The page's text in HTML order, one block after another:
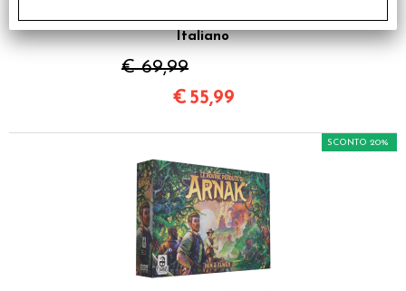
Jaws of The Lion -
Italiano
€ 69,99
€ 55,99
SCONTO 20%